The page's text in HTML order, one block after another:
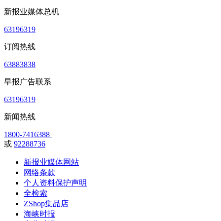
新报业媒体总机
63196319
订阅热线
63883838
早报广告联系
63196319
新闻热线
1800-7416388
或 92288736
新报业媒体网站
网络条款
个人资料保护声明
全检索
ZShop集品店
海峡时报